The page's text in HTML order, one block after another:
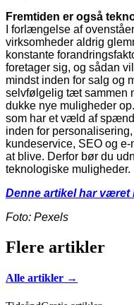
Fremtiden er også
I forlængelse af
virksomheder aldrig
konstante
foretager sig, og sådan
mindst inden for salg og
selvfølgelig tæt sammen
dukke nye muligheder
som har et væld af
inden for
kundeservice, SEO og
at blive. Derfor bør du
teknologiske muligheder.
Denne artikel har været
Foto: Pexels
Flere artikler
Alle artikler →